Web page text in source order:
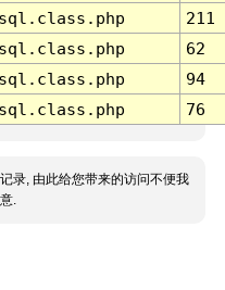
211
62
94
76
录, 由此给您带来的访问不便我
.